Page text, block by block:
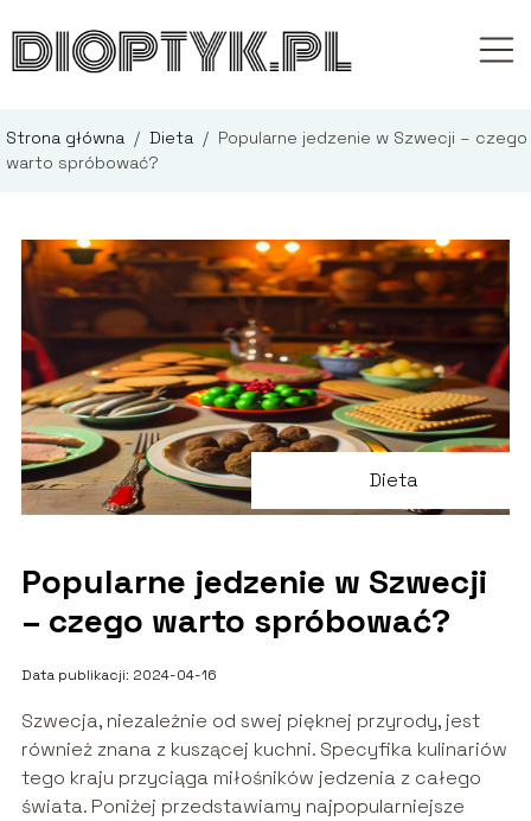
Strona główna / Dieta / Popularne jedzenie w Szwecji – czego
warto spróbować?
Dieta
Popularne jedzenie w Szwecji
– czego warto spróbować?
Data publikacji: 2024-04-16
Szwecja, niezależnie od swej pięknej przyrody, jest
również znana z kuszącej kuchni. Specyfika kulinariów
tego kraju przyciąga miłośników jedzenia z całego
świata. Poniżej przedstawiamy najpopularniejsze